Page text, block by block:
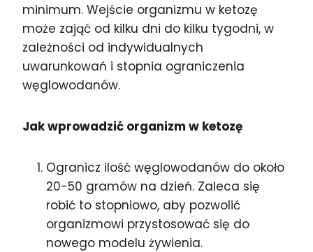
minimum. Wejście organizmu w ketozę
może zająć od kilku dni do kilku tygodni, w
zależności od indywidualnych
uwarunkowań i stopnia ograniczenia
węglowodanów.
Jak wprowadzić organizm w ketozę
Ogranicz ilość węglowodanów do około
20-50 gramów na dzień. Zaleca się
robić to stopniowo, aby pozwolić
organizmowi przystosować się do
nowego modelu żywienia.